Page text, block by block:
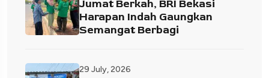
Jumat Berkah, BRI Bekasi
Harapan Indah Gaungkan
Semangat Berbagi
29 July, 2026